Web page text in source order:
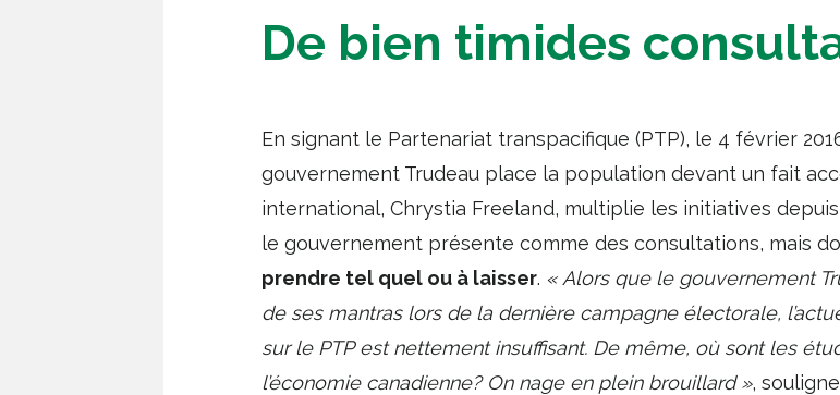
De bien timides
En signant le Partenariat transpacifique (PTP), le 4 février
gouvernement Trudeau place la population devant un fait
international, Chrystia Freeland, multiplie les initiatives
le gouvernement présente comme des consultations, mais
prendre tel quel ou à laisser. « Alors que le gouvernement
de ses mantras lors de la dernière campagne électorale,
sur le PTP est nettement insuffisant. De même, où sont les
l’économie canadienne? On nage en plein brouillard »,